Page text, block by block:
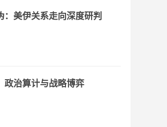
：美伊关系走向深度研判
政治算计与战略博弈